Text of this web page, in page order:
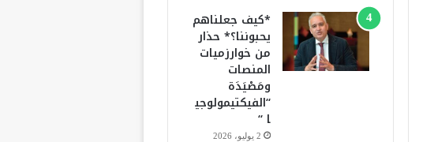
*كيف جعلناهم
يحبوننا؟* حذار
من خوارزميات
المنصات
ومَصْيَدَة
“الفيكتيمولوجي
ا “
2 يوليو، 2026